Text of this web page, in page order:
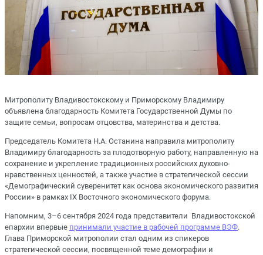
Митрополиту Владивостокскому и Приморскому Владимиру
объявлена благодарность Комитета Государственной Думы по
защите семьи, вопросам отцовства, материнства и детства.
Председатель Комитета Н.А. Останина направила митрополиту
Владимиру благодарность за плодотворную работу, направленную на
сохранение и укрепление традиционных российских духовно-
нравственных ценностей, а также участие в стратегической сессии
«Демографический суверенитет как основа экономического развития
России» в рамках IX Восточного экономического форума.
Напомним, 3–6 сентября 2024 года представители Владивостокской
епархии впервые принимали участие в рабочей программе ВЭФ.
Глава Приморской митрополии стал одним из спикеров
стратегической сессии, посвященной теме демографии и